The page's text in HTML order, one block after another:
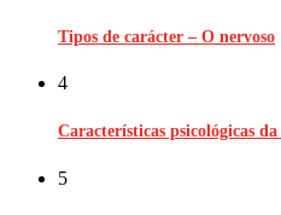
Tipos de carácter – O nervoso
4
Características psicológicas
5